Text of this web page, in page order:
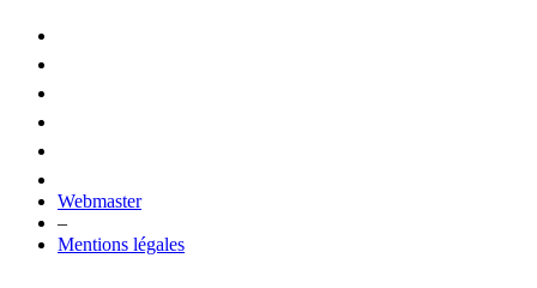
Webmaster
–
Mentions légales